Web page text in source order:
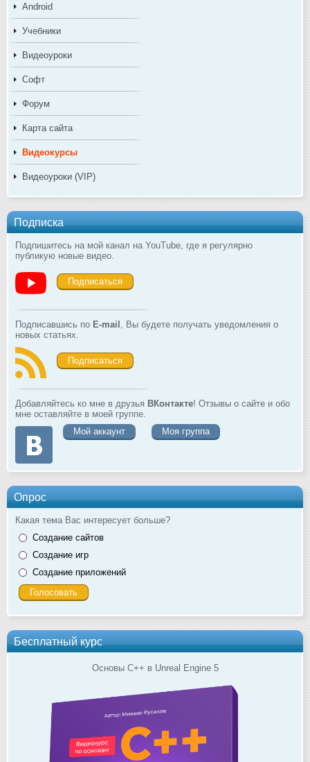
Android
Учебники
Видеоуроки
Софт
Форум
Карта сайта
Видеокурсы
Видеоуроки (VIP)
Подписка
Подпишитесь на мой канал на YouTube, где я регулярно
публикую новые видео.
Подписаться
Подписавшись по E-mail
, Вы будете получать уведомления о
новых статьях.
Подписаться
Добавляйтесь ко мне в друзья ВКонтакте! Отзывы о сайте и обо
мне оставляйте в моей группе.
Мой аккаунт
Моя группа
Опрос
Какая тема Вас интересует больше?
Создание сайтов
Создание игр
Создание приложений
Бесплатный курс
Основы C++ в Unreal Engine 5